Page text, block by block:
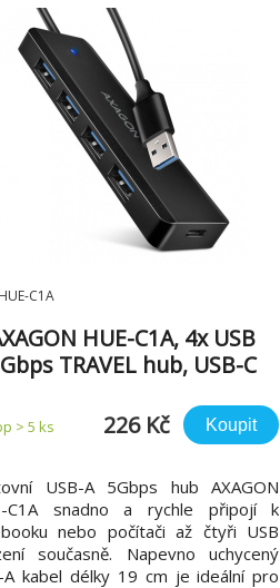
C1A
HUE-C1A, 4x USB
TRAVEL hub, USB-C
A 19cm
> 5 ks 226 Kč Koupit
USB-A 5Gbps hub AXAGON
C1A snadno a rychle připojí k
nebo počítači až čtyři USB
současně. Napevno uchycený
A kabel délky 19 cm je ideální pro